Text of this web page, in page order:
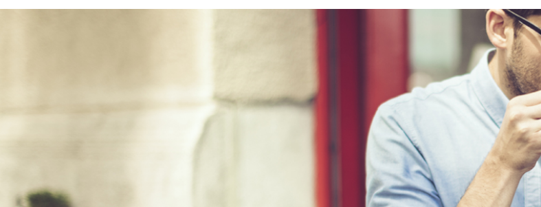
Philosophie
Grafikdesign
Faltschachteln
Etiketten & Faltkarton mit Aufhängung
Umschläge & Beutel
Bündeln & Banderolen
Spezialboxen
Weitere Produkte